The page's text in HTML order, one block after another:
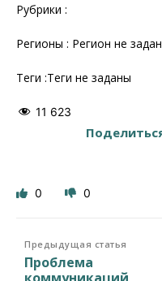
Рубрики :
Регионы : Регион не задан
Теги :Теги не заданы
11 623
0 0
Предыдущая статья
Проблема